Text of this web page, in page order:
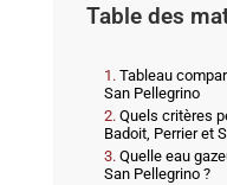
Table des
Tableau
San Pellegrino
Quels critères
Badoit, Perrier et
Quelle eau
San Pellegrino ?